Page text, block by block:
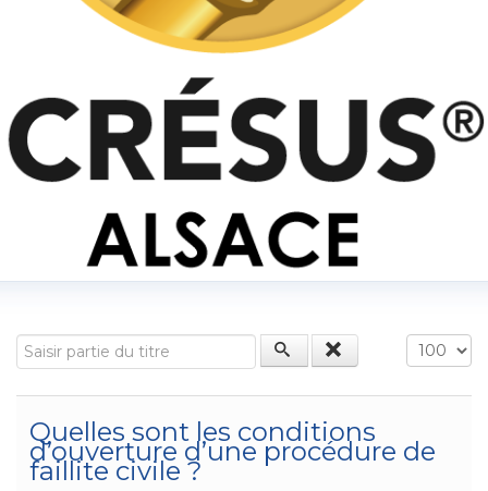
Saisir partie du titre
Quelles sont les conditions
d’ouverture d’une procédure de
faillite civile ?